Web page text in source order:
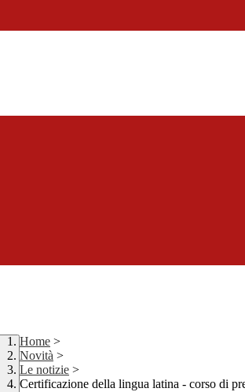
Home >
Novità >
Le notizie >
Certificazione della lingua latina - corso di